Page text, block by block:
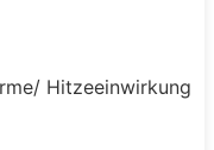
Hitzeeinwirkung